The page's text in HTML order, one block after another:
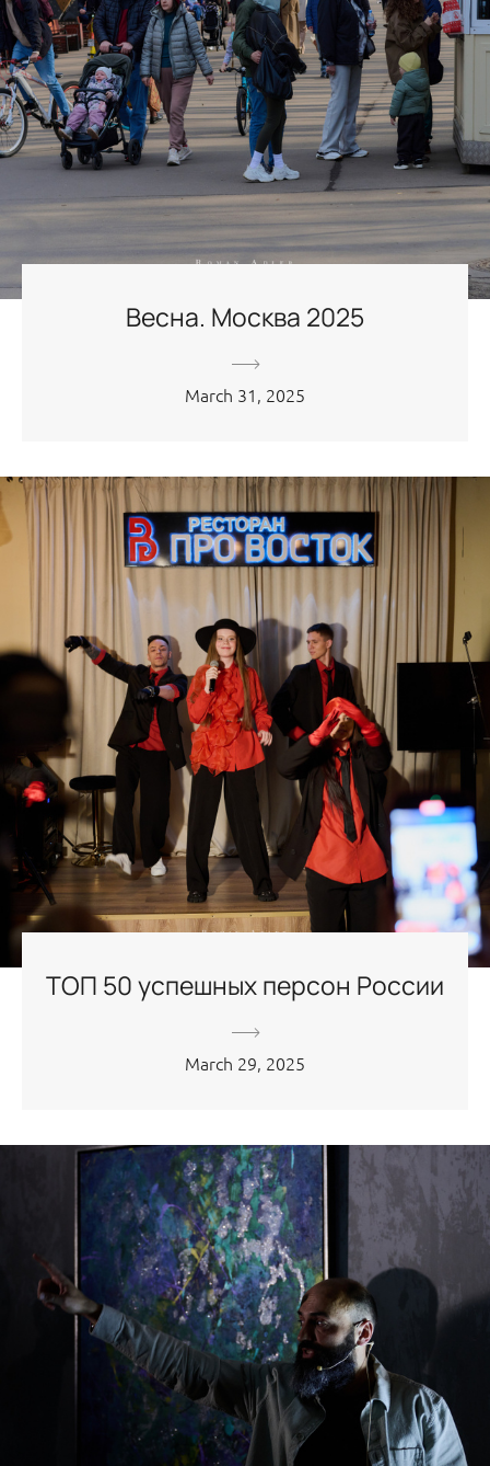
Весна. Москва 2025
March 31, 2025
ТОП 50 успешных персон России
March 29, 2025